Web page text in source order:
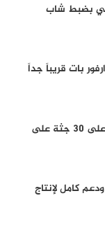
بضبط شاب
بات قريباً جداً
شهود يكشفون تفاصيل العثور على 30 جثة على
كامل لإنتاج